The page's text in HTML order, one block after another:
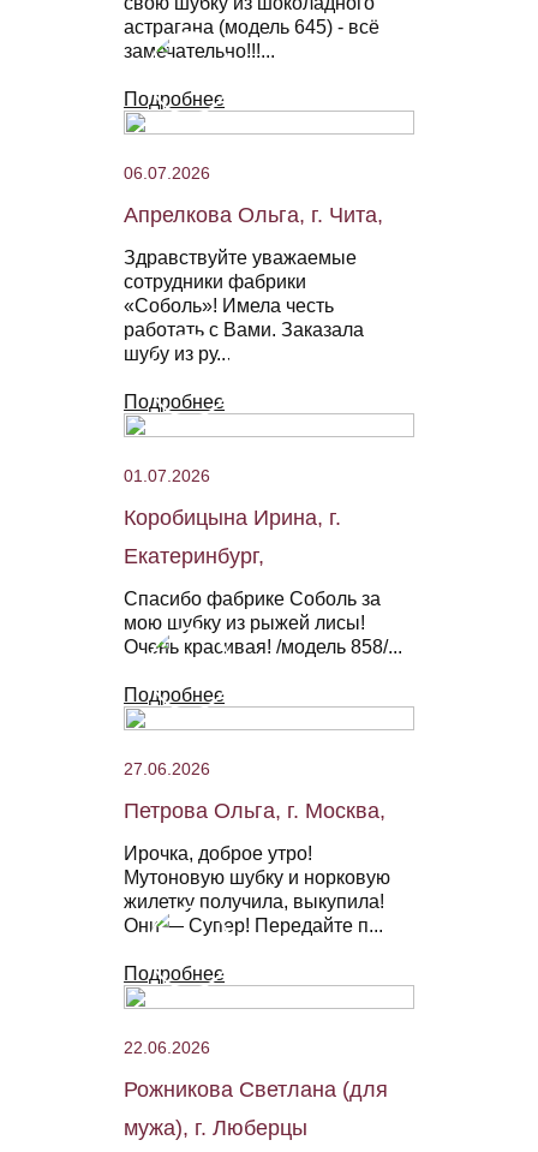
астрагана (модель 645) - всё
замечательно!!!...
Подробнее
06.07.2026
Апрелкова Ольга, г. Чита,
Здравствуйте уважаемые
сотрудники фабрики
«Соболь»! Имела честь
работать с Вами. Заказала
шубу из ру...
Подробнее
01.07.2026
Коробицына Ирина, г.
Екатеринбург,
Спасибо фабрике Соболь за
мою шубку из рыжей лисы!
Очень красивая! /модель 858/...
Подробнее
27.06.2026
Петрова Ольга, г. Москва,
Ирочка, доброе утро!
Мутоновую шубку и норковую
жилетку получила, выкупила!
Они — Супер! Передайте п...
Подробнее
22.06.2026
Рожникова Светлана (для
мужа), г. Люберцы